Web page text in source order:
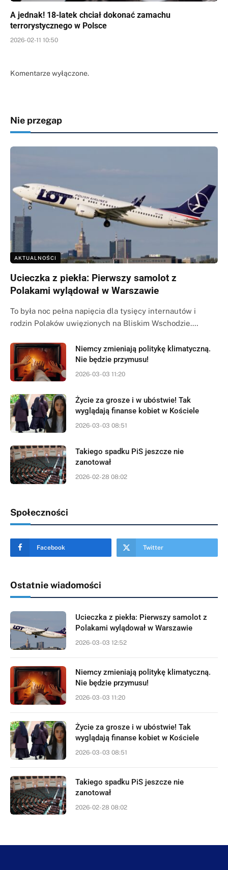
A jednak! 18-latek chciał dokonać zamachu
terrorystycznego w Polsce
2026-02-11 10:50
Komentarze wyłączone.
Nie przegap
AKTUALNOŚCI
Ucieczka z piekła: Pierwszy samolot z
Polakami wylądował w Warszawie
To była noc pełna napięcia dla tysięcy internautów i
rodzin Polaków uwięzionych na Bliskim Wschodzie.…
Niemcy zmieniają politykę klimatyczną.
Nie będzie przymusu!
2026-03-03 11:20
Życie za grosze i w ubóstwie! Tak
wyglądają finanse kobiet w Kościele
2026-03-03 08:51
Takiego spadku PiS jeszcze nie
zanotował
2026-02-28 08:02
Społeczności
Facebook Twitter
Ostatnie wiadomości
Ucieczka z piekła: Pierwszy samolot z
Polakami wylądował w Warszawie
2026-03-03 12:52
Niemcy zmieniają politykę klimatyczną.
Nie będzie przymusu!
2026-03-03 11:20
Życie za grosze i w ubóstwie! Tak
wyglądają finanse kobiet w Kościele
2026-03-03 08:51
Takiego spadku PiS jeszcze nie
zanotował
2026-02-28 08:02